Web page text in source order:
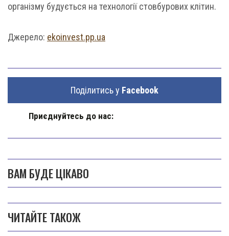
організму будується на технології стовбурових клітин.
Джерело: ekoinvest.pp.ua
Поділитись у Facebook
Приєднуйтесь до нас:
ВАМ БУДЕ ЦІКАВО
ЧИТАЙТЕ ТАКОЖ